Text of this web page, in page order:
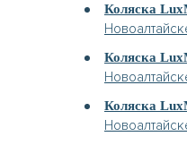
Коляска
Коляска
Коляска